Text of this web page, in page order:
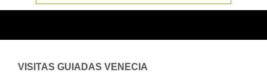
VISITAS GUIADAS VENECIA